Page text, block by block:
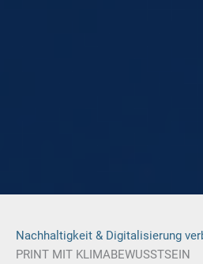
Nachhaltigkeit & Digitalisierung
PRINT MIT KLIMABEWUSSTSEIN